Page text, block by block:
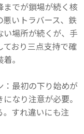
までが鎖場が続く核
いトラバース、鉄
い場所が続くが、手
おり三点支持で確
。
最初の下り始めが
なり注意が必要。
すれ違いにも注